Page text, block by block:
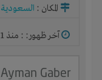
المكان : السعودية
آخر ظهور: : منذ 1 سنة
Ayman Gaber